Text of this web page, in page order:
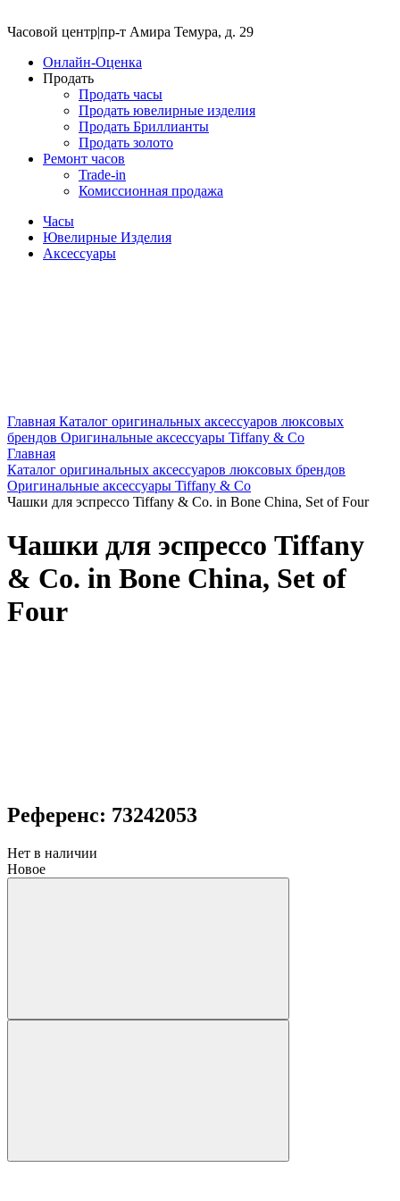
Часовой центр|пр-т Амира Темура, д. 29
Онлайн-Оценка
Продать
Продать часы
Продать ювелирные изделия
Продать Бриллианты
Продать золото
Ремонт часов
Trade-in
Комиссионная продажа
Часы
Ювелирные Изделия
Аксессуары
Главная Каталог оригинальных аксессуаров люксовых
брендов Оригинальные аксессуары Tiffany & Co
Главная
Каталог оригинальных аксессуаров люксовых брендов
Оригинальные аксессуары Tiffany & Co
Чашки для эспрессо Tiffany & Co. in Bone China, Set of Four
Чашки для эспрессо Tiffany
& Co. in Bone China, Set of
Four
Референс: 73242053
Нет в наличии
Новое